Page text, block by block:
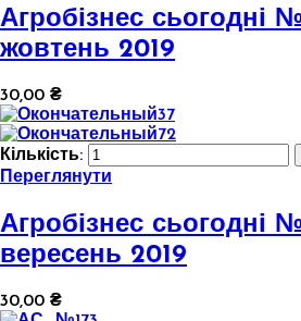
Агробізнес сьогодні
жовтень 2019
30,00 ₴
Кількість:
Переглянути
Агробізнес сьогодні
вересень 2019
30,00 ₴